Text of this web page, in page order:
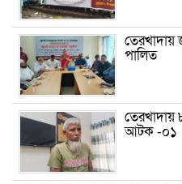
পালিত
তেরখাদায়
আটক -০১